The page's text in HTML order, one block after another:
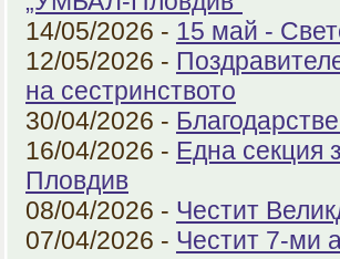
14/05/2026 - 15 май -
12/05/2026 -
на сестринството
30/04/2026 -
16/04/2026 - Една секция
Пловдив
08/04/2026 - Честит
07/04/2026 - Честит 7-ми